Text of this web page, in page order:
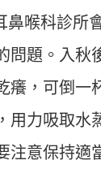
鼻喉科診所
問題。入秋
癢，可倒一
用力吸取水
注意保持適